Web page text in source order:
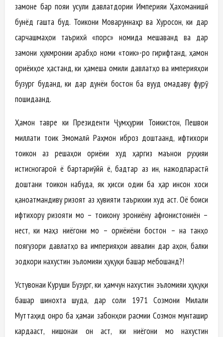
замоне бар пояи усули давлатдории Империяи Ҳахоманишӣ
бунёд гашта буд. Тоҷикони Моваруннаҳр ва Хуросон, ки дар
сарчашмаҳои таърихӣ «порс» номида мешаванд ва дар
замони ҳукмронии арабҳо номи «тоҷик»-ро гирифтанд, ҳамон
ориёиҳое ҳастанд, ки ҳамеша омили давлатҳо ва империяҳои
бузург буданд, ки дар дунёи бостон ба вуҷуд омадаву фурӯ
пошидаанд.
Ҳамон тавре ки Президенти Ҷумҳурии Тоҷикистон, Пешвои
миллати тоҷик Эмомалӣ Раҳмон иброз доштаанд, ифтихори
тоҷикон аз решаҳои ориёии худ ҳаргиз маънои руҳияи
истисногароӣ ё бартариҷӯйӣ ё, бадтар аз ин, нажодпарастӣ
доштани тоҷикон набуда, як ҳисси одии ба ҳар инсон хоси
қаноатмандиву ризоят аз ҳувияти таърихии худ аст. Оё боиси
ифтихору ризояти мо – тоҷикону эрониёну афғонистониён –
нест, ки маҳз ниёгони мо – ориёиёни бостон – на танҳо
поягузори давлатҳо ва империяҳои аввалин дар ҷаҳон, балки
эҷодкори нахустин эъломияи ҳуқуқи башар мебошанд?!
Устувонаи Куруши Бузург, ки ҳамчун нахустин эъломияи ҳуқуқи
башар шинохта шуда, дар соли 1971 Созмони Милали
Муттаҳид онро ба ҳамаи забонҳои расмии Созмон мунташир
кардааст, нишонаи он аст, ки ниёгони мо нахустин